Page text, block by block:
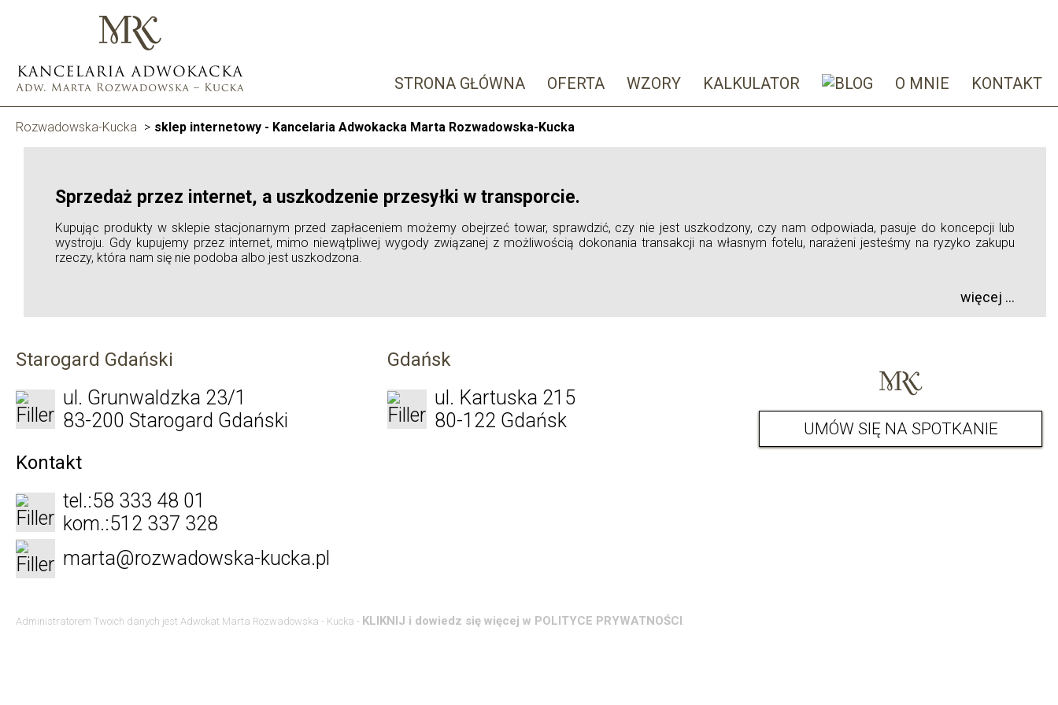
STRONA GŁÓWNA OFERTA WZORY KALKULATOR O MNIE KONTAKT
Rozwadowska-Kucka > sklep internetowy - Kancelaria Adwokacka Marta Rozwadowska-Kucka
Sprzedaż przez internet, a uszkodzenie przesyłki w transporcie.
Kupując produkty w sklepie stacjonarnym przed zapłaceniem możemy obejrzeć towar, sprawdzić, czy nie jest uszkodzony, czy nam odpowiada, pasuje do koncepcji lub
wystroju. Gdy kupujemy przez internet, mimo niewątpliwej wygody związanej z możliwością dokonania transakcji na własnym fotelu, narażeni jesteśmy na ryzyko zakupu
rzeczy, która nam się nie podoba albo jest uszkodzona.
więcej ...
Starogard Gdański
ul. Grunwaldzka 23/1
83-200 Starogard Gdański
Gdańsk
ul. Kartuska 215
80-122 Gdańsk
Kontakt
tel.:58 333 48 01
kom.:512 337 328
marta@rozwadowska-kucka.pl
UMÓW SIĘ NA SPOTKANIE
Administratorem Twoich danych jest Adwokat Marta Rozwadowska - Kucka - KLIKNIJ i dowiedz się więcej w POLITYCE PRYWATNOŚCI